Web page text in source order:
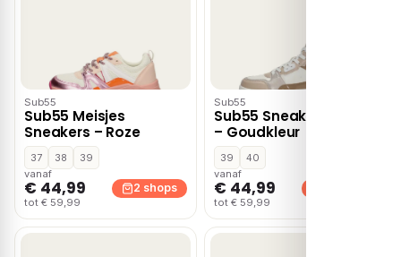
Sub55
Sub55 Meisjes
Sneakers – Roze
37 38
39
vanaf
€ 44,99
tot € 59,99
2 shops
Sub55
Sub55 Sneakers Hoog
– Goudkleur
39
40
vanaf
€ 44,99
tot € 59,99